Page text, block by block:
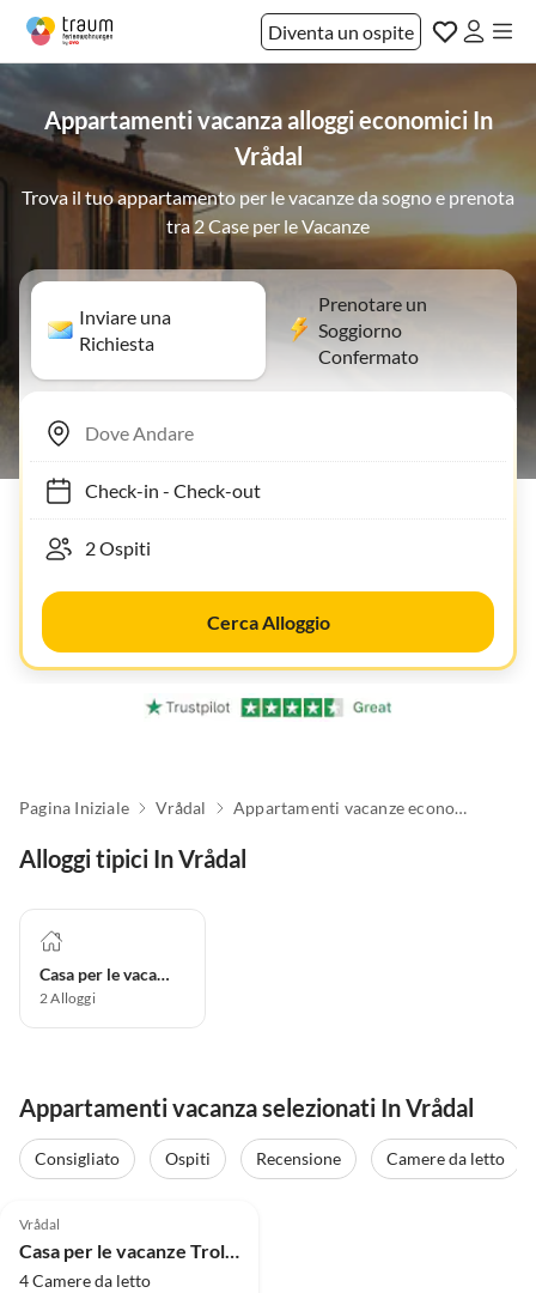
Diventa un ospite
Appartamenti vacanza alloggi economici In
Vrådal
Trova il tuo appartamento per le vacanze da sogno e prenota
tra 2 Case per le Vacanze
Inviare una
Richiesta
Prenotare un
Soggiorno
Confermato
Check-in- Check-out
Cerca Alloggio
Pagina Iniziale Vrådal Appartamenti vacanze economici
Alloggi tipici In Vrådal
Casa per le vacanze
2Alloggi
Appartamenti vacanza selezionati In Vrådal
Consigliato Ospiti Recensione
Camere da letto
Vrådal
Casa per le vacanze Trollebo
4 Camere da letto